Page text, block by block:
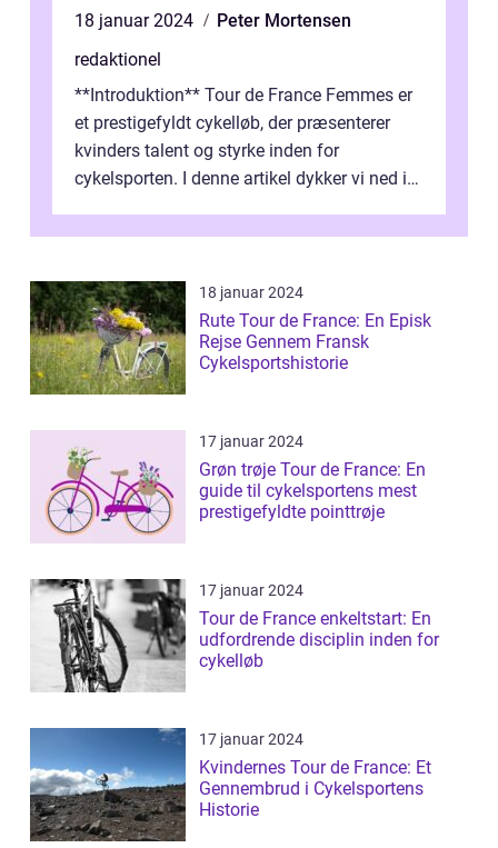
18 januar 2024
Peter Mortensen
redaktionel
**Introduktion** Tour de France Femmes er
et prestigefyldt cykelløb, der præsenterer
kvinders talent og styrke inden for
cykelsporten. I denne artikel dykker vi ned i
18 januar 2024
Rute Tour de France: En Episk
Rejse Gennem Fransk
Cykelsportshistorie
17 januar 2024
Grøn trøje Tour de France: En
guide til cykelsportens mest
prestigefyldte pointtrøje
17 januar 2024
Tour de France enkeltstart: En
udfordrende disciplin inden for
cykelløb
17 januar 2024
Kvindernes Tour de France: Et
Gennembrud i Cykelsportens
Historie